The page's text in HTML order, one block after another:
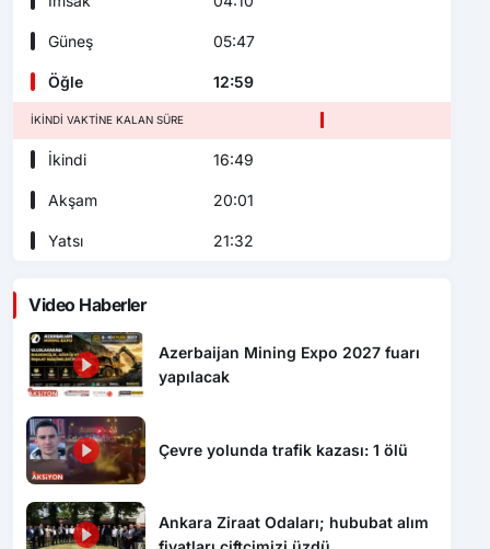
Güneş 05:47
Öğle 12:59
İKINDI VAKTINE KALAN SÜRE
İkindi 16:49
Akşam 20:01
Yatsı 21:32
Video Haberler
Azerbaijan Mining Expo 2027 fuarı
yapılacak
Çevre yolunda trafik kazası: 1 ölü
Ankara Ziraat Odaları; hububat alım